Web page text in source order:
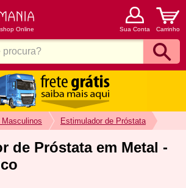
Online Sua Conta Carrinho
Masculinos Estimulador de Próstata
de Próstata em Metal -